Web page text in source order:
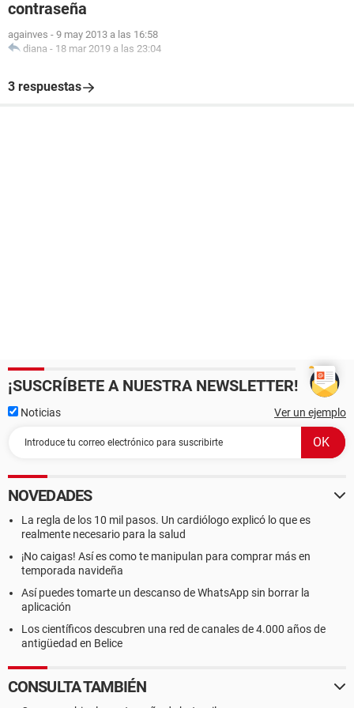
contraseña
againves - 9 may 2013 a las 16:58
diana - 18 mar 2019 a las 23:04
3 respuestas
¡SUSCRÍBETE A NUESTRA NEWSLETTER!
Noticias Ver un ejemplo
NOVEDADES
La regla de los 10 mil pasos. Un cardiólogo explicó lo que es
realmente necesario para la salud
¡No caigas! Así es como te manipulan para comprar más en
temporada navideña
Así puedes tomarte un descanso de WhatsApp sin borrar la
aplicación
Los científicos descubren una red de canales de 4.000 años de
antigüedad en Belice
CONSULTA TAMBIÉN